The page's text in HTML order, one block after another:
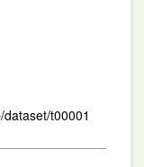
t00001